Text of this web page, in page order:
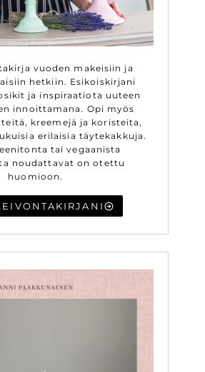
vuoden makeisiin ja
hetkiin. Esikoiskirjani
ja inspiraatiota uuteen
innoittamana. Opi myös
kreemejä ja koristeita,
erilaisia täytekakkuja.
tai vegaanista
noudattavat on otettu
huomioon.